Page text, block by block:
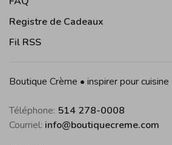
Registre de Cadeaux
Fil RSS
Boutique Crème • inspirer pour cuisine
Téléphone: 514 278-0008
Courriel: info@boutiquecreme.com